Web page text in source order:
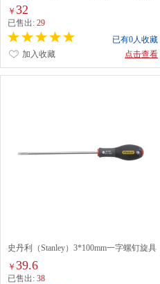
￥ 32
已售出: 29
已有0人收藏
点击查看
加入收藏
史丹利（Stanley）3*100mm一字螺钉旋具
￥ 39.6
已售出: 38